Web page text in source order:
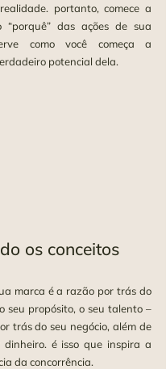
portanto, comece a
“porquê” das ações de sua
como você começa a
potencial dela.
os conceitos
marca é a razão por trás do
seu propósito, o seu talento –
trás do seu negócio, além de
é isso que inspira a
da concorrência.